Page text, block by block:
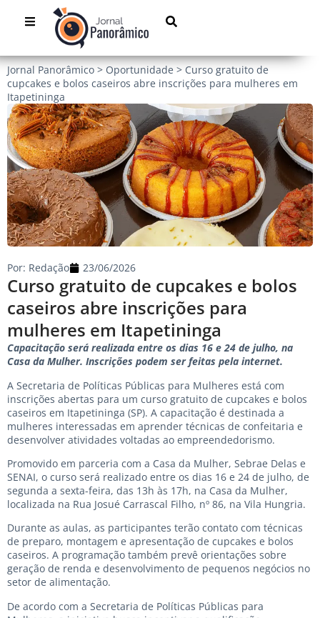
Jornal Panorâmico > Oportunidade > Curso gratuito de
cupcakes e bolos caseiros abre inscrições para mulheres em
Itapetininga
Curso gratuito de cupcakes e bolos
caseiros abre inscrições para
mulheres em Itapetininga
Por: Redação 23/06/2026
Capacitação será realizada entre os dias 16 e 24 de julho, na
Casa da Mulher. Inscrições podem ser feitas pela internet.
A Secretaria de Políticas Públicas para Mulheres está com
inscrições abertas para um curso gratuito de cupcakes e bolos
caseiros em Itapetininga (SP). A capacitação é destinada a
mulheres interessadas em aprender técnicas de confeitaria e
desenvolver atividades voltadas ao empreendedorismo.
Promovido em parceria com a Casa da Mulher, Sebrae Delas e
SENAI, o curso será realizado entre os dias 16 e 24 de julho, de
segunda a sexta-feira, das 13h às 17h, na Casa da Mulher,
localizada na Rua Josué Carrascal Filho, nº 86, na Vila Hungria.
Durante as aulas, as participantes terão contato com técnicas
de preparo, montagem e apresentação de cupcakes e bolos
caseiros. A programação também prevê orientações sobre
geração de renda e desenvolvimento de pequenos negócios no
setor de alimentação.
De acordo com a Secretaria de Políticas Públicas para